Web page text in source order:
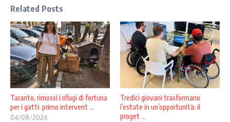
Related Posts
Taranto, rimossi i rifugi di fortuna
per i gatti: primo intervent ...
04/08/2026
Tredici giovani trasformano
l’estate in un’opportunità: il
proget ...